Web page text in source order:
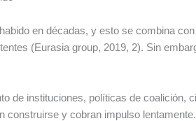
en décadas, y esto se combina
(Eurasia group, 2019, 2). Sin
de instituciones, políticas de coalición,
y cobran impulso